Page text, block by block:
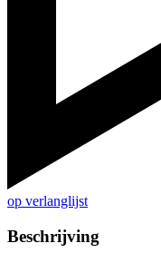
op verlanglijst
Beschrijving